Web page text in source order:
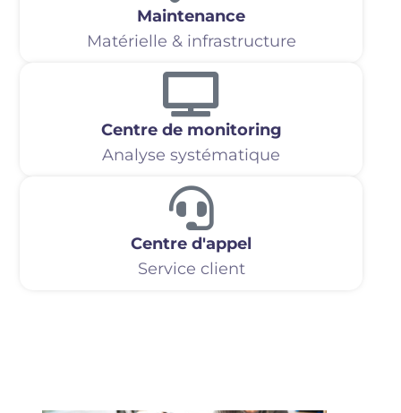
Maintenance
Matérielle & infrastructure
Centre de monitoring
Analyse systématique
Centre d'appel
Service client